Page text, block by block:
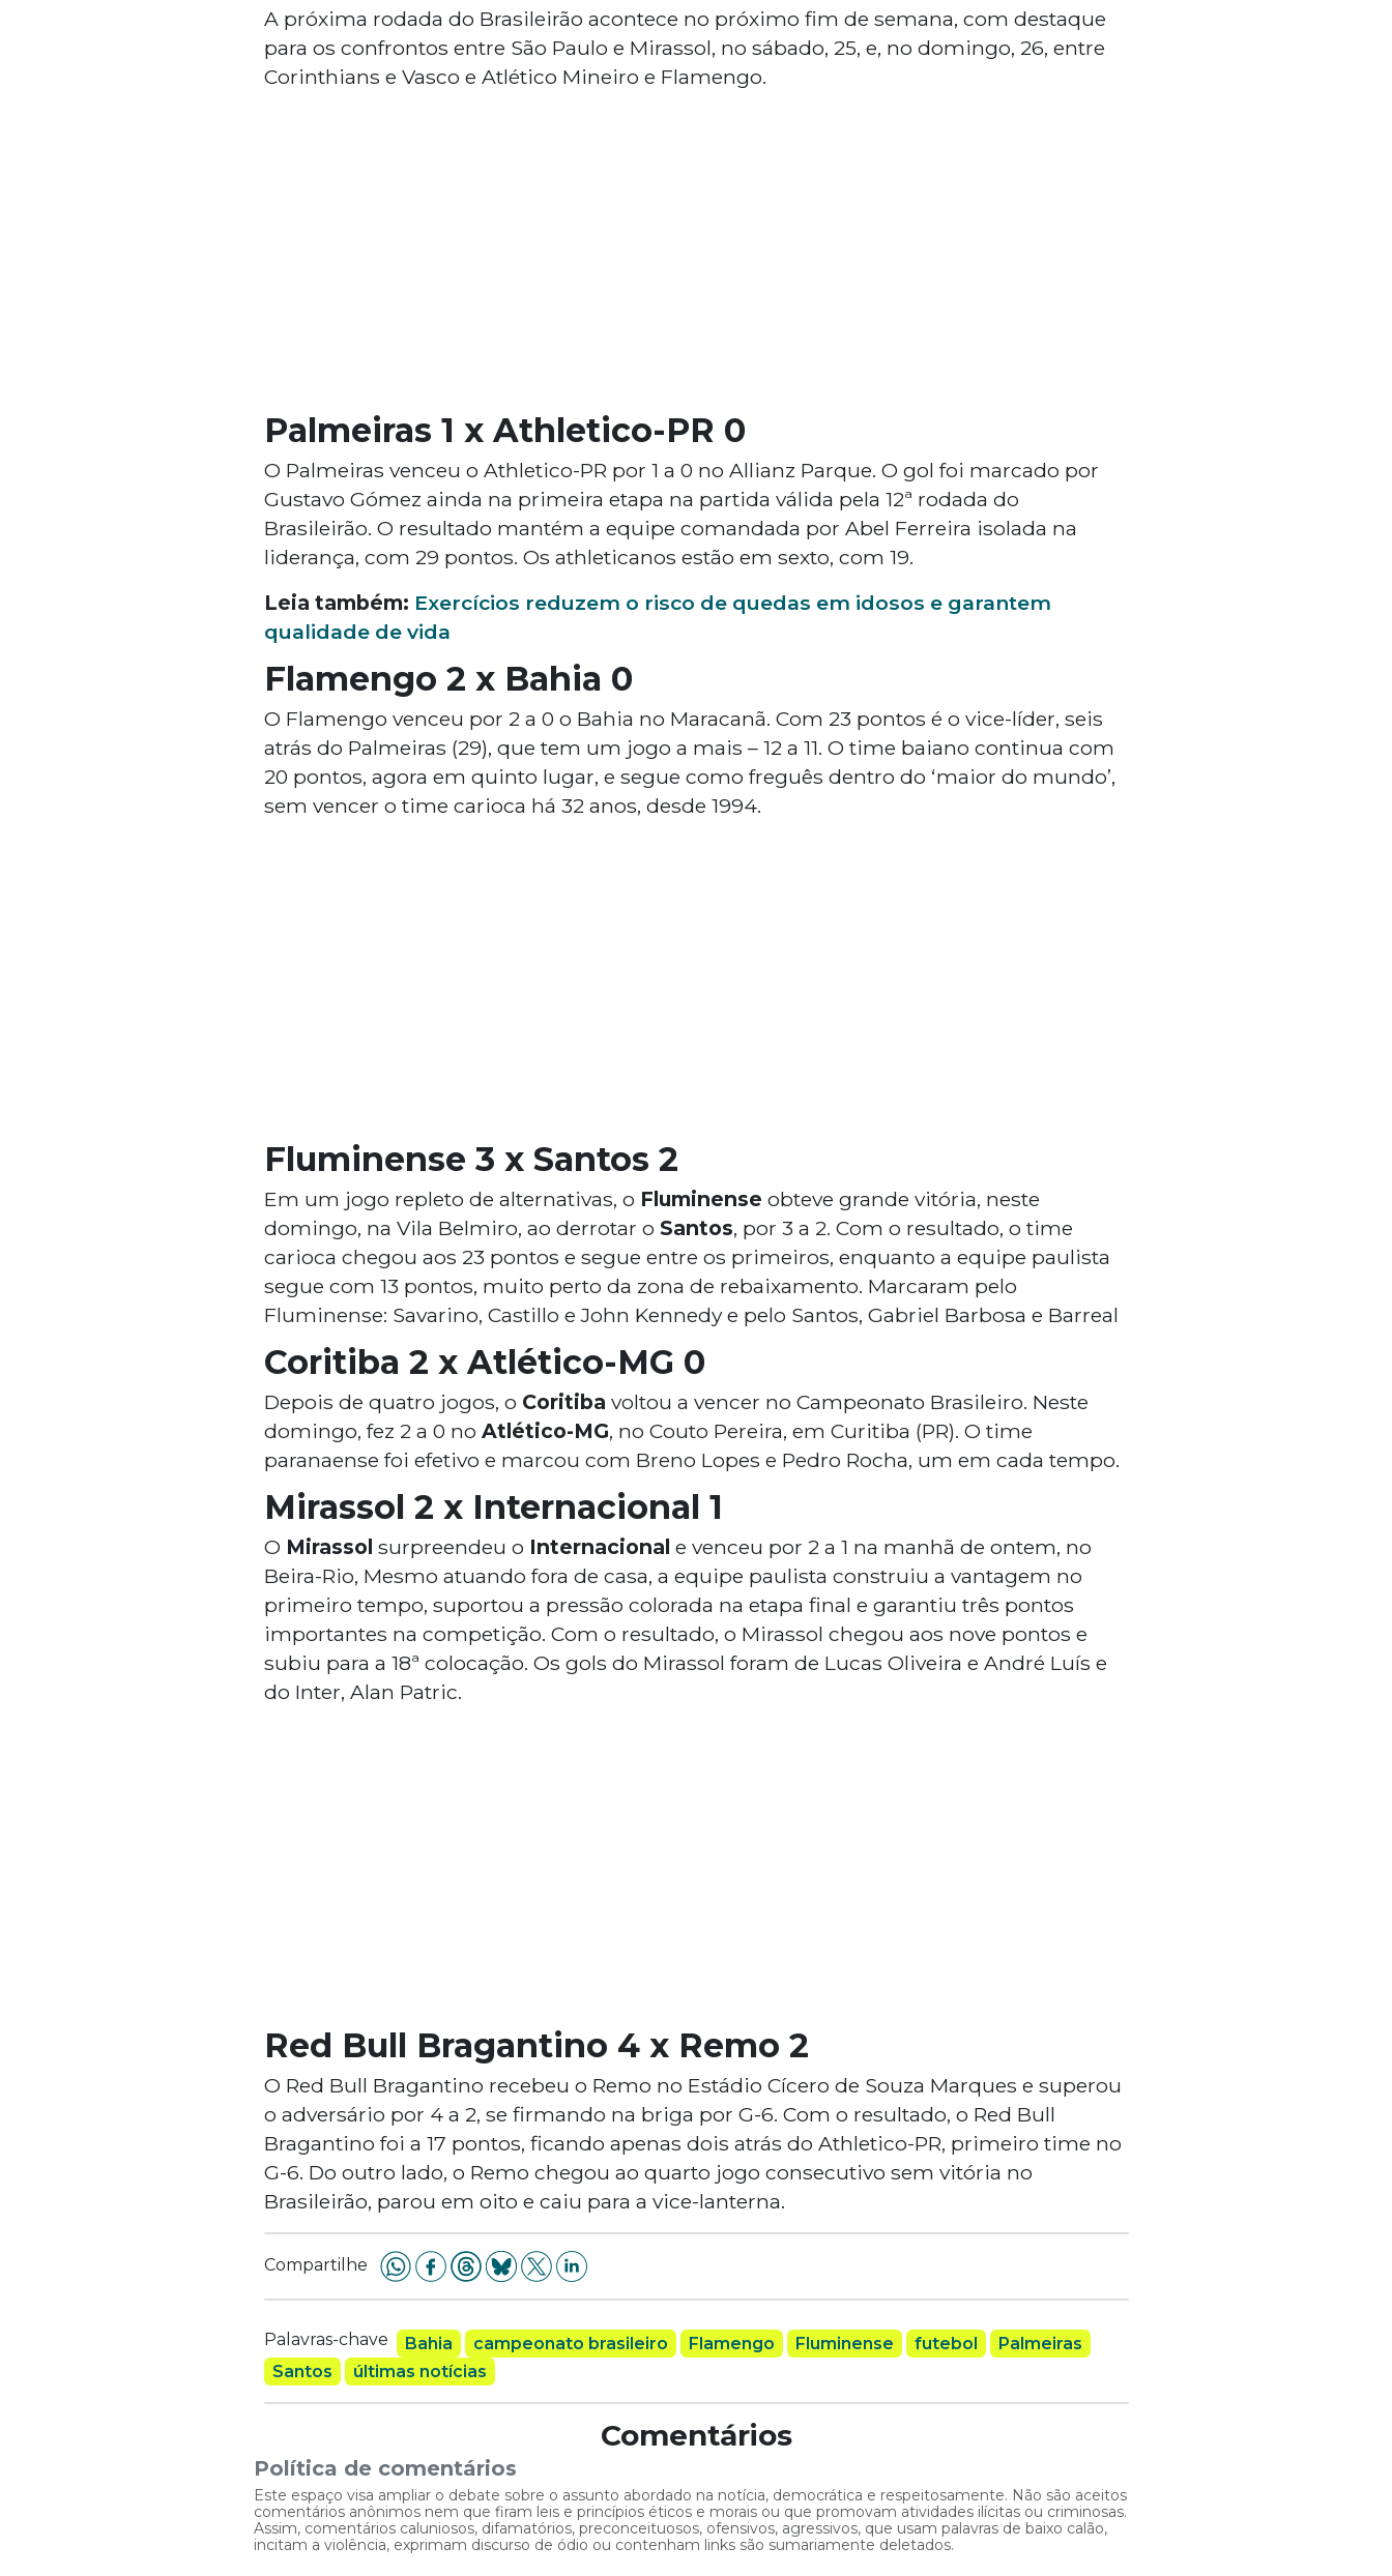
A próxima rodada do Brasileirão acontece no próximo fim de semana, com destaque
para os confrontos entre São Paulo e Mirassol, no sábado, 25, e, no domingo, 26, entre
Corinthians e Vasco e Atlético Mineiro e Flamengo.
Palmeiras 1 x Athletico-PR 0
O Palmeiras venceu o Athletico-PR por 1 a 0 no Allianz Parque. O gol foi marcado por
Gustavo Gómez ainda na primeira etapa na partida válida pela 12ª rodada do
Brasileirão. O resultado mantém a equipe comandada por Abel Ferreira isolada na
liderança, com 29 pontos. Os athleticanos estão em sexto, com 19.
Leia também: Exercícios reduzem o risco de quedas em idosos e garantem
qualidade de vida
Flamengo 2 x Bahia 0
O Flamengo venceu por 2 a 0 o Bahia no Maracanã. Com 23 pontos é o vice-líder, seis
atrás do Palmeiras (29), que tem um jogo a mais – 12 a 11. O time baiano continua com
20 pontos, agora em quinto lugar, e segue como freguês dentro do ‘maior do mundo’,
sem vencer o time carioca há 32 anos, desde 1994.
Fluminense 3 x Santos 2
Em um jogo repleto de alternativas, o Fluminense obteve grande vitória, neste
domingo, na Vila Belmiro, ao derrotar o Santos, por 3 a 2. Com o resultado, o time
carioca chegou aos 23 pontos e segue entre os primeiros, enquanto a equipe paulista
segue com 13 pontos, muito perto da zona de rebaixamento. Marcaram pelo
Fluminense: Savarino, Castillo e John Kennedy e pelo Santos, Gabriel Barbosa e Barreal
Coritiba 2 x Atlético-MG 0
Depois de quatro jogos, o Coritiba voltou a vencer no Campeonato Brasileiro. Neste
domingo, fez 2 a 0 no Atlético-MG, no Couto Pereira, em Curitiba (PR). O time
paranaense foi efetivo e marcou com Breno Lopes e Pedro Rocha, um em cada tempo.
Mirassol 2 x Internacional 1
O Mirassol surpreendeu o Internacional e venceu por 2 a 1 na manhã de ontem, no
Beira-Rio, Mesmo atuando fora de casa, a equipe paulista construiu a vantagem no
primeiro tempo, suportou a pressão colorada na etapa final e garantiu três pontos
importantes na competição. Com o resultado, o Mirassol chegou aos nove pontos e
subiu para a 18ª colocação. Os gols do Mirassol foram de Lucas Oliveira e André Luís e
do Inter, Alan Patric.
Red Bull Bragantino 4 x Remo 2
O Red Bull Bragantino recebeu o Remo no Estádio Cícero de Souza Marques e superou
o adversário por 4 a 2, se firmando na briga por G-6. Com o resultado, o Red Bull
Bragantino foi a 17 pontos, ficando apenas dois atrás do Athletico-PR, primeiro time no
G-6. Do outro lado, o Remo chegou ao quarto jogo consecutivo sem vitória no
Brasileirão, parou em oito e caiu para a vice-lanterna.
Compartilhe
Palavras-chave Bahia campeonato brasileiro Flamengo Fluminense futebol
Palmeiras
Santos
últimas notícias
Comentários
Política de comentários
Este espaço visa ampliar o debate sobre o assunto abordado na notícia, democrática e respeitosamente. Não são aceitos
comentários anônimos nem que firam leis e princípios éticos e morais ou que promovam atividades ilícitas ou criminosas.
Assim, comentários caluniosos, difamatórios, preconceituosos, ofensivos, agressivos, que usam palavras de baixo calão,
incitam a violência, exprimam discurso de ódio ou contenham links são sumariamente deletados.